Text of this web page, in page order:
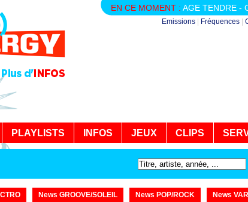
EN CE MOMENT : AGE TENDRE -
Emissions Fréquences
PLAYLISTS INFOS JEUX CLIPS
News GROOVE/SOLEIL News POP/ROCK
News